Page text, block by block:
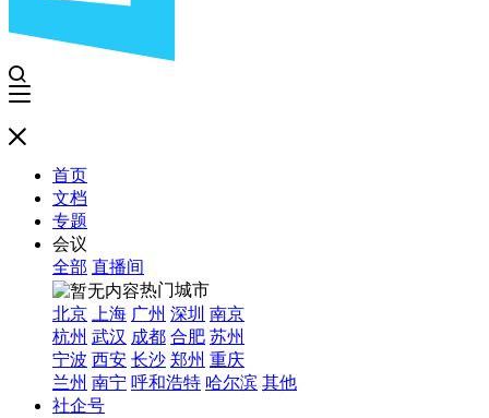
首页
文档
专题
会议
全部 直播间
热门城市
北京
上海 广州 深圳 南京
杭州 武汉 成都 合肥 苏州
宁波 西安 长沙 郑州 重庆
兰州 南宁 呼和浩特 哈尔滨 其他
社企号